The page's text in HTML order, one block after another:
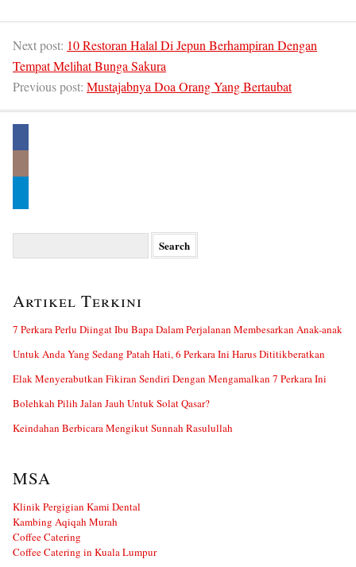
Next post: 10 Restoran Halal Di Jepun Berhampiran Dengan
Tempat Melihat Bunga Sakura
Previous post: Mustajabnya Doa Orang Yang Bertaubat
Artikel Terkini
7 Perkara Perlu Diingat Ibu Bapa Dalam Perjalanan Membesarkan Anak-anak
Untuk Anda Yang Sedang Patah Hati, 6 Perkara Ini Harus Dititikberatkan
Elak Menyerabutkan Fikiran Sendiri Dengan Mengamalkan 7 Perkara Ini
Bolehkah Pilih Jalan Jauh Untuk Solat Qasar?
Keindahan Berbicara Mengikut Sunnah Rasulullah
MSA
Klinik Pergigian Kami Dental
Kambing Aqiqah Murah
Coffee Catering
Coffee Catering in Kuala Lumpur